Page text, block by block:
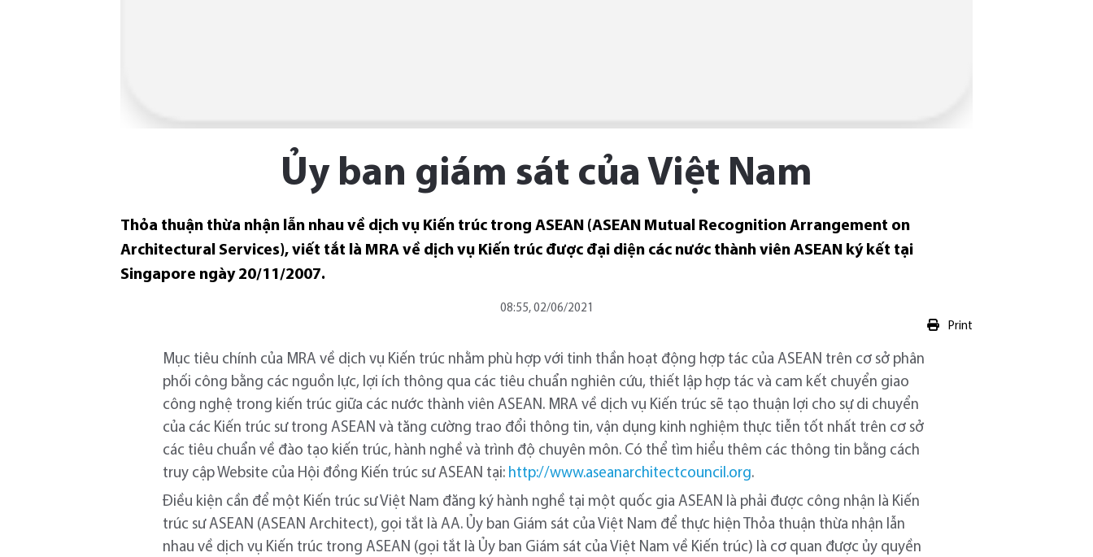
Ủy ban giám sát của Việt Nam
Thỏa thuận thừa nhận lẫn nhau về dịch vụ Kiến trúc trong ASEAN (ASEAN Mutual Recognition Arrangement on
Architectural Services), viết tắt là MRA về dịch vụ Kiến trúc được đại diện các nước thành viên ASEAN ký kết tại
Singapore ngày 20/11/2007.
08:55, 02/06/2021
Print
Mục tiêu chính của MRA về dịch vụ Kiến trúc nhằm phù hợp với tinh thần hoạt động hợp tác của ASEAN trên cơ sở phân
phối công bằng các nguồn lực, lợi ích thông qua các tiêu chuẩn nghiên cứu, thiết lập hợp tác và cam kết chuyển giao
công nghệ trong kiến trúc giữa các nước thành viên ASEAN. MRA về dịch vụ Kiến trúc sẽ tạo thuận lợi cho sự di chuyển
của các Kiến trúc sư trong ASEAN và tăng cường trao đổi thông tin, vận dụng kinh nghiệm thực tiễn tốt nhất trên cơ sở
các tiêu chuẩn về đào tạo kiến trúc, hành nghề và trình độ chuyên môn. Có thể tìm hiểu thêm các thông tin bằng cách
truy cập Website của Hội đồng Kiến trúc sư ASEAN tại: http://www.aseanarchitectcouncil.org.
Điều kiện cần để một Kiến trúc sư Việt Nam đăng ký hành nghề tại một quốc gia ASEAN là phải được công nhận là Kiến
trúc sư ASEAN (ASEAN Architect), gọi tắt là AA. Ủy ban Giám sát của Việt Nam để thực hiện Thỏa thuận thừa nhận lẫn
nhau về dịch vụ Kiến trúc trong ASEAN (gọi tắt là Ủy ban Giám sát của Việt Nam về Kiến trúc) là cơ quan được ủy quyền